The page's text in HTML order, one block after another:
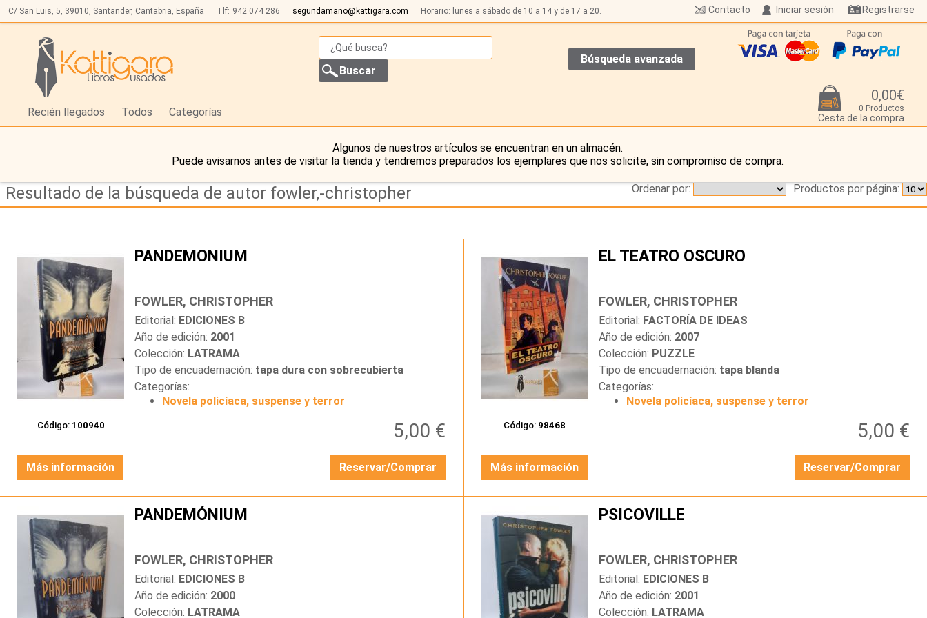
C/ San Luis, 5, 39010, Santander, Cantabria, España Tlf: 942 074 286 segundamano@kattigara.com Horario: lunes a sábado de 10 a 14 y de 17 a 20. Iniciar sesión Registrarse
Contacto
Búsqueda avanzada
Recién llegados Todos Categorías
0,00€
0 Productos
Cesta de la compra
Algunos de nuestros artículos se encuentran en un almacén.
Puede avisarnos antes de visitar la tienda y tendremos preparados los ejemplares que nos solicite, sin compromiso de compra.
Resultado de la búsqueda de autor fowler,-christopher Productos por página:
Ordenar por:
Código: 100940
PANDEMONIUM
FOWLER, CHRISTOPHER
Editorial: EDICIONES B
Año de edición: 2001
Colección: LATRAMA
Tipo de encuadernación: tapa dura con sobrecubierta
Categorías:
Novela policíaca, suspense y terror
5,00 €
Más información Reservar/Comprar
Código: 98468
EL TEATRO OSCURO
FOWLER, CHRISTOPHER
Editorial: FACTORÍA DE IDEAS
Año de edición: 2007
Colección: PUZZLE
Tipo de encuadernación: tapa blanda
Categorías:
Novela policíaca, suspense y terror
5,00 €
Más información Reservar/Comprar
PANDEMÓNIUM
FOWLER, CHRISTOPHER
Editorial: EDICIONES B
Año de edición: 2000
Colección: LATRAMA
PSICOVILLE
FOWLER, CHRISTOPHER
Editorial: EDICIONES B
Año de edición: 2001
Colección: LATRAMA